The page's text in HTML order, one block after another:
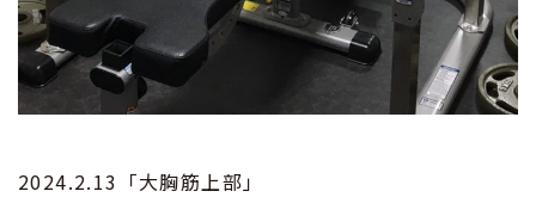
2024.2.13「大胸筋上部」